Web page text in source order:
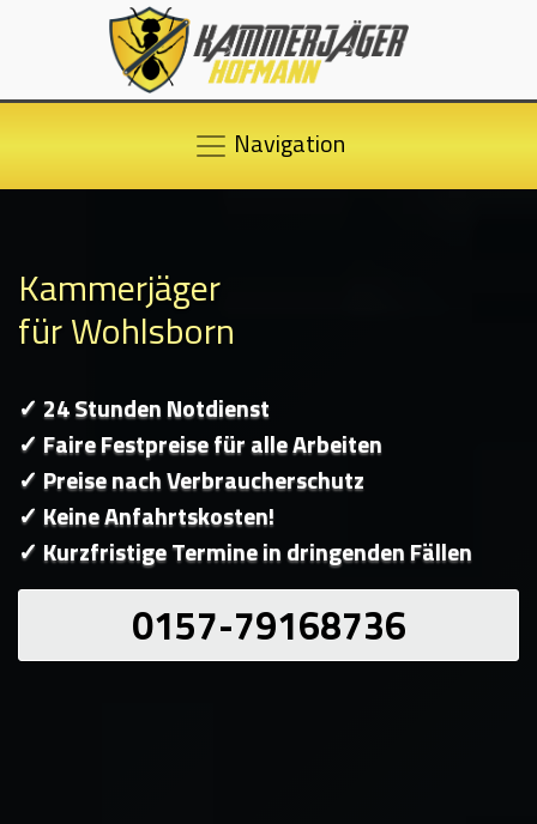
Navigation
Kammerjäger
für Wohlsborn
✓ 24 Stunden Notdienst
✓ Faire Festpreise für alle Arbeiten
✓ Preise nach Verbraucherschutz
✓ Keine Anfahrtskosten!
✓ Kurzfristige Termine in dringenden Fällen
0157-79168736